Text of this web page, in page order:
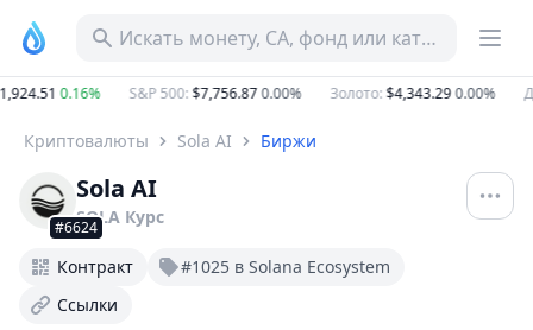
Искать монету, CA, фонд или категорию
0.16% S&P 500:$7,756.870.00% Золото:$4,343.290.00%
Криптовалюты Sola AI Биржи
#6624
Sola AI
SOLA Курс
Контракт
#1025 в Solana Ecosystem
Ссылки